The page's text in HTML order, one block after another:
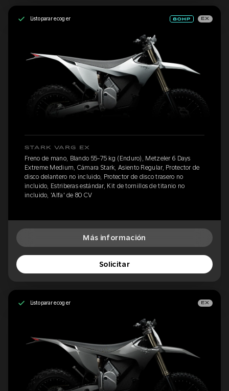
Listo para recoger EX
STARK VARG EX
Freno de mano, Blando 55-75 kg (Enduro), Metzeler 6 Days
Extreme Medium, Cámara Stark, Asiento Regular, Protector de
disco delantero no incluido, Protector de disco trasero no
incluido, Estriberas estándar, Kit de tornillos de titanio no
incluido, 'Alfa' de 80 CV
Más información
Solicitar
Listo para recoger EX